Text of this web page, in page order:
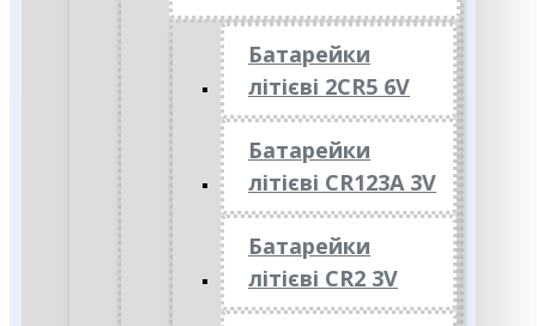
Батарейки
літієві 2CR5 6V
Батарейки
літієві CR123A 3V
Батарейки
літієві CR2 3V